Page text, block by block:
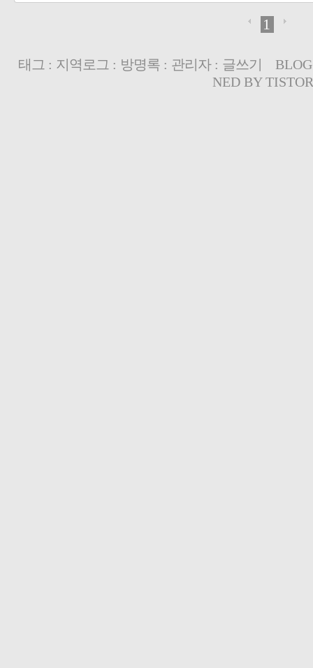
1
태그 : 지역로그 : 방명록: 관리자: 글쓰기
NED BY